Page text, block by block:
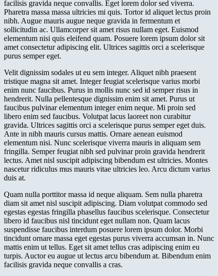
facilisis gravida neque convallis. Eget lorem dolor sed viverra.
Pharetra massa massa ultricies mi quis. Tortor id aliquet lectus proin
nibh. Augue mauris augue neque gravida in fermentum et
sollicitudin ac. Ullamcorper sit amet risus nullam eget. Euismod
elementum nisi quis eleifend quam. Posuere lorem ipsum dolor sit
amet consectetur adipiscing elit. Ultrices sagittis orci a scelerisque
purus semper eget.
Velit dignissim sodales ut eu sem integer. Aliquet nibh praesent
tristique magna sit amet. Integer feugiat scelerisque varius morbi
enim nunc faucibus. Purus in mollis nunc sed id semper risus in
hendrerit. Nulla pellentesque dignissim enim sit amet. Purus ut
faucibus pulvinar elementum integer enim neque. Mi proin sed
libero enim sed faucibus. Volutpat lacus laoreet non curabitur
gravida. Ultrices sagittis orci a scelerisque purus semper eget duis.
Ante in nibh mauris cursus mattis. Ornare aenean euismod
elementum nisi. Nunc scelerisque viverra mauris in aliquam sem
fringilla. Semper feugiat nibh sed pulvinar proin gravida hendrerit
lectus. Amet nisl suscipit adipiscing bibendum est ultricies. Montes
nascetur ridiculus mus mauris vitae ultricies leo. Arcu dictum varius
duis at.
Quam nulla porttitor massa id neque aliquam. Sem nulla pharetra
diam sit amet nisl suscipit adipiscing. Diam volutpat commodo sed
egestas egestas fringilla phasellus faucibus scelerisque. Consectetur
libero id faucibus nisl tincidunt eget nullam non. Quam lacus
suspendisse faucibus interdum posuere lorem ipsum dolor. Morbi
tincidunt ornare massa eget egestas purus viverra accumsan in. Nunc
mattis enim ut tellus. Eget sit amet tellus cras adipiscing enim eu
turpis. Auctor eu augue ut lectus arcu bibendum at. Bibendum enim
facilisis gravida neque convallis a cras.